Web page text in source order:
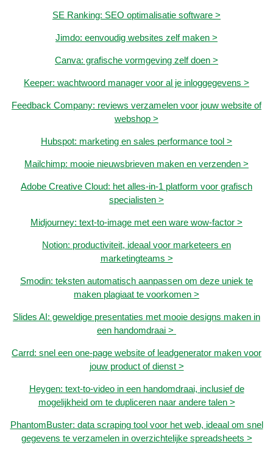
SE Ranking: SEO optimalisatie software >
Jimdo: eenvoudig websites zelf maken >
Canva: grafische vormgeving zelf doen >
Keeper: wachtwoord manager voor al je inloggegevens >
Feedback Company: reviews verzamelen voor jouw website of
webshop >
Hubspot: marketing en sales performance tool >
Mailchimp: mooie nieuwsbrieven maken en verzenden >
Adobe Creative Cloud: het alles-in-1 platform voor grafisch
specialisten >
Midjourney: text-to-image met een ware wow-factor >
Notion: productiviteit, ideaal voor marketeers en
marketingteams >
Smodin: teksten automatisch aanpassen om deze uniek te
maken plagiaat te voorkomen >
Slides AI: geweldige presentaties met mooie designs maken in
een handomdraai >
Carrd: snel een one-page website of leadgenerator maken voor
jouw product of dienst >
Heygen: text-to-video in een handomdraai, inclusief de
mogelijkheid om te dupliceren naar andere talen >
PhantomBuster: data scraping tool voor het web, ideaal om snel
gegevens te verzamelen in overzichtelijke spreadsheets >